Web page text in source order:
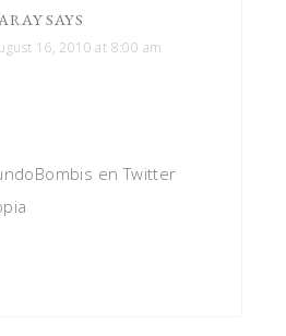
SAYS
16, 2010 at 8:00 am
en Twitter